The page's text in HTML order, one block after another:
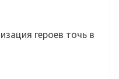
героев точь в